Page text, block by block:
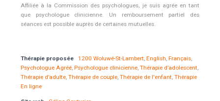
Thérapie proposée 1200 Woluwé-St-Lambert, English, Français,
Psychologue Agréé, Psychologue clinicienne, Thérapie d’adolescent,
Thérapie d’adulte, Thérapie de couple, Thérapie de l'enfant, Thérapie
En ligne
Affiliée à la Commission des psychologues, je suis agrée en tant
que psychologue clinicienne. Un remboursement partiel des
séances est possible auprès de certaines mutuelles.